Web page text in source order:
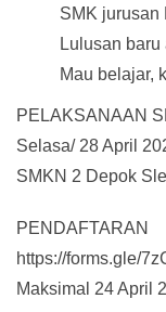
SMK jurusan
Lulusan
Mau belajar,
PELAKSANAAN
Selasa/ 28 April
SMKN 2 Depok
PENDAFTARAN
https://forms.gle/
Maksimal 24 April